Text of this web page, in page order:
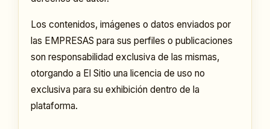
Los contenidos, imágenes o datos enviados por
las EMPRESAS para sus perfiles o publicaciones
son responsabilidad exclusiva de las mismas,
otorgando a El Sitio una licencia de uso no
exclusiva para su exhibición dentro de la
plataforma.